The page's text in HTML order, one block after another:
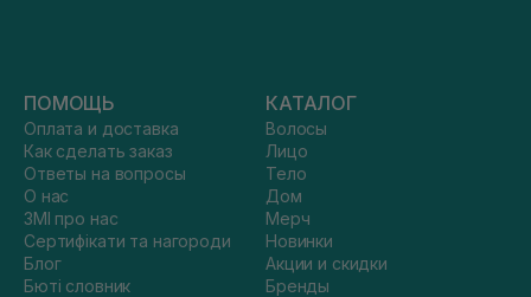
ПОМОЩЬ
Оплата и доставка
Как сделать заказ
Ответы на вопросы
О нас
ЗМІ про нас
Сертифікати та нагороди
Блог
Бюті словник
КАТАЛОГ
Волосы
Лицо
Тело
Дом
Мерч
Новинки
Акции и скидки
Бренды